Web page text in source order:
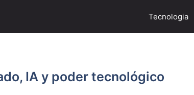
Tecnologia
IA y poder tecnológico